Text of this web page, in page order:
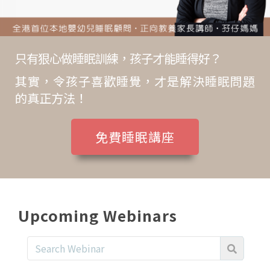
只有狠心做睡眠訓練，孩子才能睡得好？
其實，令孩子喜歡睡覺，才是解決睡眠問題
的真正方法！
免費睡眠講座
Upcoming Webinars